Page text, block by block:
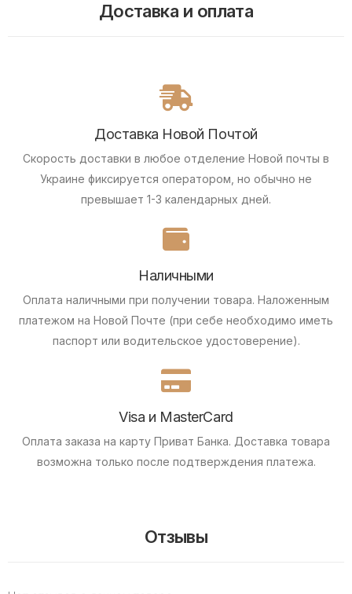
Доставка и оплата
Доставка Новой Почтой
Скорость доставки в любое отделение Новой почты в
Украине фиксируется оператором, но обычно не
превышает 1-3 календарных дней.
Наличными
Оплата наличными при получении товара. Наложенным
платежом на Новой Почте (при себе необходимо иметь
паспорт или водительское удостоверение).
Visa и MasterCard
Оплата заказа на карту Приват Банка. Доставка товара
возможна только после подтверждения платежа.
Отзывы